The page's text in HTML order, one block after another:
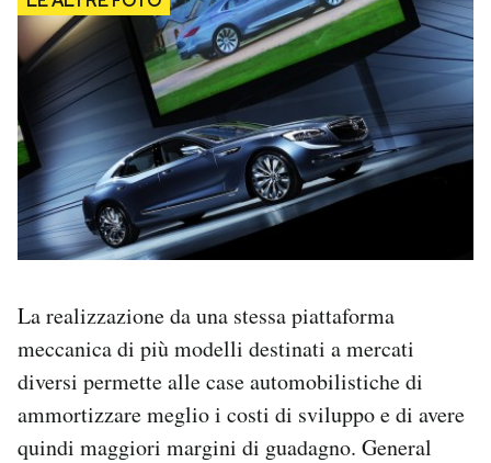
La realizzazione da una stessa piattaforma
meccanica di più modelli destinati a mercati
diversi permette alle case automobilistiche di
ammortizzare meglio i costi di sviluppo e di avere
quindi maggiori margini di guadagno. General